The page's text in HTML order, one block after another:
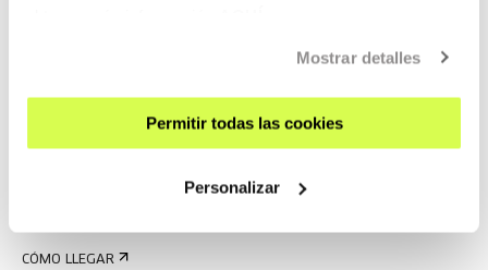
Mostrar detalles
Permitir todas las cookies
Personalizar
CÓMO LLEGAR